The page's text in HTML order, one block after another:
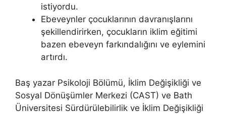
istiyordu.
Ebeveynler çocuklarının davranışlarını
şekillendirirken, çocukların iklim eğitimi
bazen ebeveyn farkındalığını ve eylemini
artırdı.
Baş yazar Psikoloji Bölümü, İklim Değişikliği ve
Sosyal Dönüşümler Merkezi (CAST) ve Bath
Üniversitesi Sürdürülebilirlik ve İklim Değişikliği